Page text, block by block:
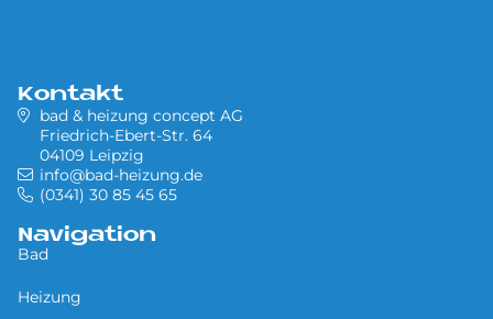
Kontakt
bad & heizung concept AG
Friedrich-Ebert-Str. 64
04109 Leipzig
info@bad-heizung.de
(0341) 30 85 45 65
Navigation
Bad
Heizung